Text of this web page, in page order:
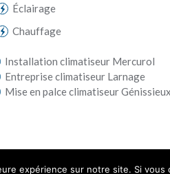
Éclairage
Chauffage
Installation climatiseur Mercurol
Entreprise climatiseur Larnage
Mise en palce climatiseur Génissieux
expérience sur notre site. Si